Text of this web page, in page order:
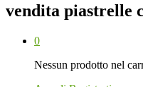
vendita piastrelle
0
Nessun prodotto nel